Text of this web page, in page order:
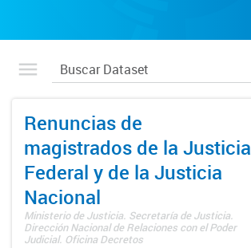
Renuncias de
magistrados de la Justicia
Federal y de la Justicia
Nacional
Ministerio de Justicia. Secretaría de Justicia.
Dirección Nacional de Relaciones con el Poder
Judicial. Oficina Decretos